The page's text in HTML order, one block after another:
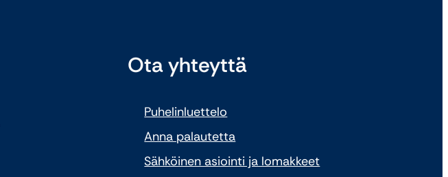
Ota yhteyttä
Puhelinluettelo
Anna palautetta
Sähköinen asiointi ja lomakkeet